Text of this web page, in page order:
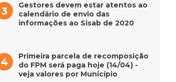
Gestores devem estar atentos ao
calendário de envio das
informações ao Sisab de 2020
Primeira parcela de recomposição
do FPM será paga hoje (14/04) -
veja valores por Município